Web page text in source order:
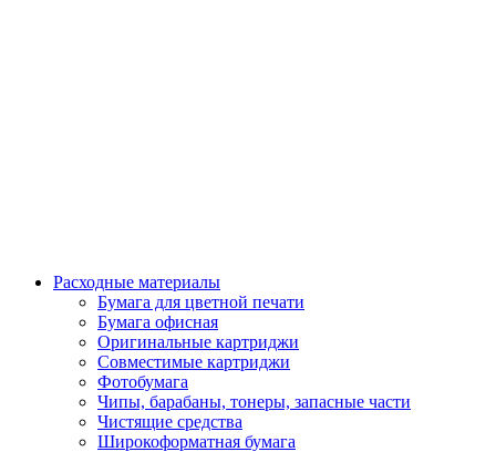
Расходные материалы
Бумага для цветной печати
Бумага офисная
Оригинальные картриджи
Совместимые картриджи
Фотобумага
Чипы, барабаны, тонеры, запасные части
Чистящие средства
Широкоформатная бумага